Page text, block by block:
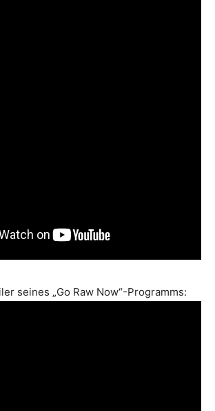
seines „Go Raw Now“-Programms: